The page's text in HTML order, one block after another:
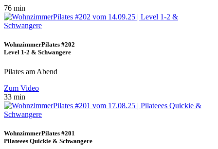
76 min
WohnzimmerPilates #202
Level 1-2 & Schwangere
Pilates am Abend
Zum Video
33 min
WohnzimmerPilates #201
Pilateees Quickie & Schwangere